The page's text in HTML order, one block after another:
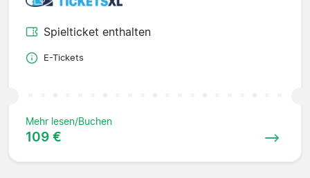
Spielticket enthalten
E-Tickets
Mehr lesen/Buchen
109 €